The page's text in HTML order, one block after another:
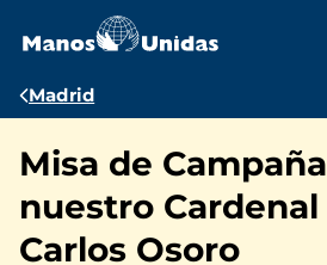
contenido
Ruta
navegación
Madrid
Misa de
nuestro
Carlos Osoro